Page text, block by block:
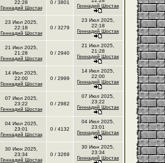
22:28
Геннадий Шостак
0 / 3801
Геннадий Шостак
23 Июл 2025,
22:18
Геннадий Шостак
0 / 3279
23 Июл 2025,
22:18
Геннадий Шостак
21 Июл 2025,
21:28
Геннадий Шостак
0 / 2940
21 Июл 2025,
21:28
Геннадий Шостак
14 Июл 2025,
22:00
Геннадий Шостак
0 / 2999
14 Июл 2025,
22:00
Геннадий Шостак
07 Июл 2025,
23:22
Геннадий Шостак
0 / 2982
07 Июл 2025,
23:22
Геннадий Шостак
04 Июл 2025,
23:01
Геннадий Шостак
0 / 4132
04 Июл 2025,
23:01
Геннадий Шостак
30 Июн 2025,
23:34
Геннадий Шостак
0 / 3269
30 Июн 2025,
23:34
Геннадий Шостак